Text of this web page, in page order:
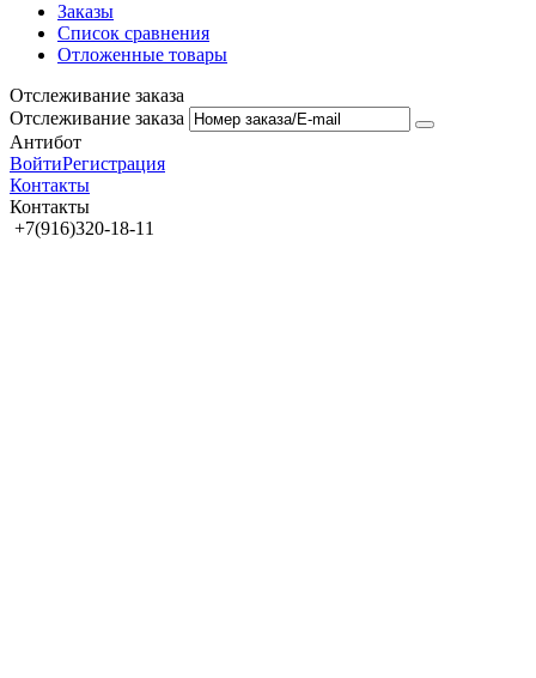
Заказы
Список сравнения
Отложенные товары
Отслеживание заказа
Отслеживание заказа
Антибот
ВойтиРегистрация
Контакты
Контакты
+7(916)320-18-11